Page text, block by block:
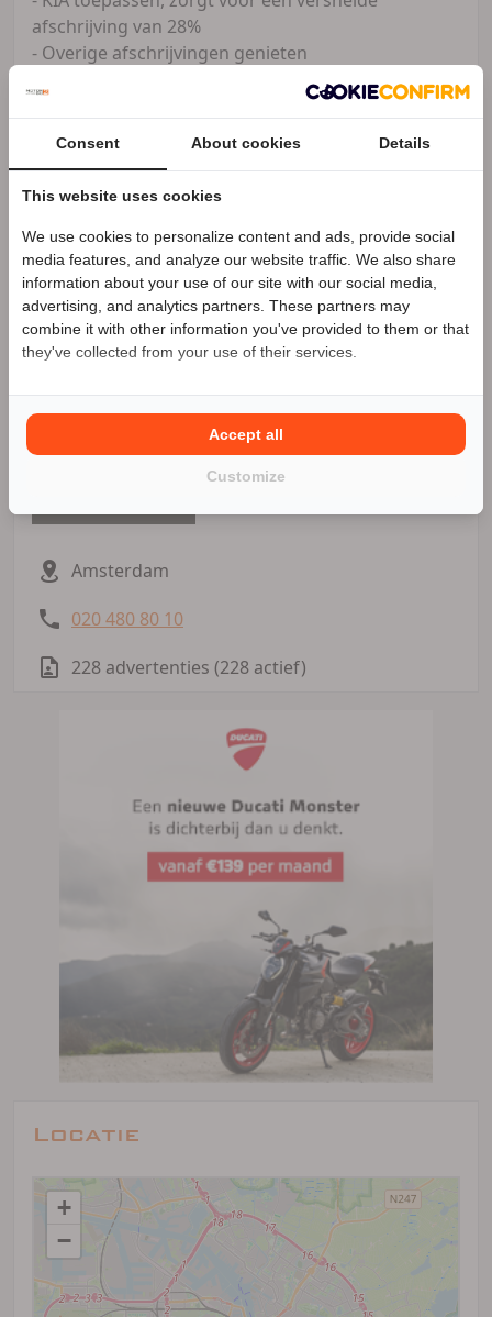
afschrijving van 28%
- Overige afschrijvingen genieten
- Rente over een financiering boeken als kosten
-Tanken op kosten van uw onderneming
- Onderhoud laten afschrijven via uw onderneming
boekhouder/accountant te bespreken.
Naast alle occasions heeft MOTORcity Amsterdam
ook altijd meer dan 300 nieuwe en gebruikte
motoren op voorraad.
MOTORcity Amsterdam is officieel dealer van:
Amsterdam
020 480 80 10
228 advertenties (228 actief)
Locatie
+
−
Speciale Motor2go prijs
Benieuwd naar de speciale Motor2go prijs? Bel
480 80 10
Consent About cookies Details
This website uses cookies
We use cookies to personalize content and ads, provide social
media features, and analyze our website traffic. We also share
information about your use of our site with our social media,
advertising, and analytics partners. These partners may
combine it with other information you've provided to them or that
they've collected from your use of their services.
Customize
Accept all